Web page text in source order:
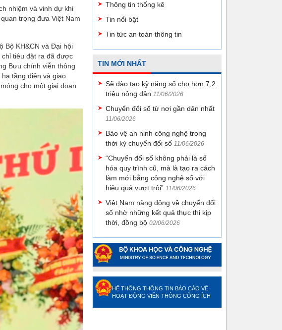
nhiệm và vinh dự khi
trọng đưa Việt Nam
Bộ KH&CN và Đại hội
tiêu đặt ra đã được
Bưu chính viễn thông
tầng điện và giao
cho một giai đoạn
Thông tin thống kê
Tin nổi bật
Tin tức an toàn thông tin
TIN MỚI NHẤT
Sẽ đào tạo kỹ năng số cho hơn 7,2
triệu nông dân 11/06/2026
Chuyển đổi số từ nơi gần dân nhất
11/06/2026
Bảo vệ an ninh công nghệ trong
thời kỳ chuyển đổi số 11/06/2026
“Chuyển đổi số không phải là số
hóa quy trình cũ, mà là tạo ra cách
làm mới bằng công nghệ số với
hiệu quả vượt trội” 11/06/2026
Việt Nam năng động về chuyển đổi
số nhờ những kết quả thực thi kịp
thời, đồng bộ 02/06/2026
HỆ THỐNG THÔNG TIN BÁO CÁO VỀ
HOẠT ĐỘNG VIỄN THÔNG CÔNG ÍCH